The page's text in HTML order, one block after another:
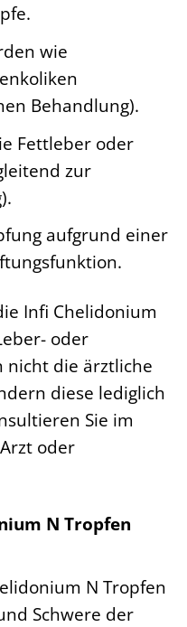
wie
Behandlung).
Fettleber oder
zur
aufgrund einer
Infi Chelidonium
oder
nicht die ärztliche
diese lediglich
Sie im
oder
N Tropfen
N Tropfen
Schwere der